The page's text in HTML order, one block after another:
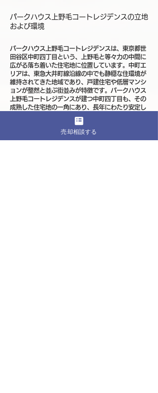
パークハウス上野毛コートレジデンスの立地
および環境
パークハウス上野毛コートレジデンスは、東京都世
田谷区中町四丁目という、上野毛と等々力の中間に
広がる落ち着いた住宅地に位置しています。中町エ
リアは、東急大井町線沿線の中でも静穏な住環境が
維持されてきた地域であり、戸建住宅や低層マンシ
ョンが整然と並ぶ街並みが特徴です。パークハウス
上野毛コートレジデンスが建つ中町四丁目も、その
成熟した住宅地の一角にあり、長年にわたり安定し
た評価を受けやすいポジションにあります。
交通面では、東急大井町線の上野毛駅や等々力駅が
利用圏となります。上野毛駅からは自由が丘や大井
売却相談する